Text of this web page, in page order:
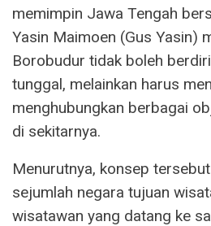
memimpin Jawa Tengah
Yasin Maimoen (Gus Yasin)
Borobudur tidak boleh
tunggal, melainkan harus
menghubungkan berbagai
di sekitarnya.
Menurutnya, konsep
sejumlah negara tujuan
wisatawan yang datang ke